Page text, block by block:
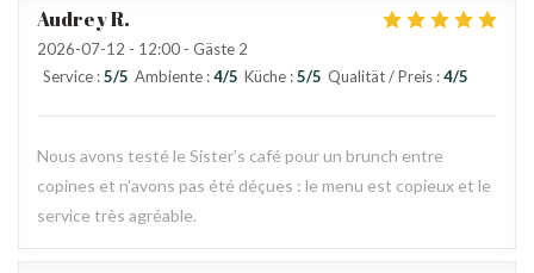
AudreyR
2026-07-12 - 12:00 - Gäste 2
Service :5/5 Ambiente :4/5 Küche :5/5 Qualität / Preis :4/5
Nous avons testé le Sister's café pour un brunch entre
copines et n'avons pas été déçues : le menu est copieux et le
service très agréable.